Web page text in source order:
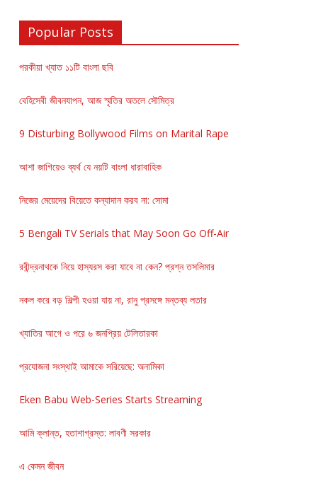
Popular Posts
পরকীয়া খ্যাত ১১টি বাংলা ছবি
বেহিসেবী জীবনযাপন, আজ স্মৃতির অতলে সৌমিত্র
9 Disturbing Bollywood Films on Marital Rape
আশা জাগিয়েও ব্যর্থ যে নয়টি বাংলা ধারাবাহিক
নিজের মেয়েদের বিয়েতে কন্যাদান করব না: সোমা
5 Bengali TV Serials that May Soon Go Off-Air
রবীন্দ্রনাথকে নিয়ে হাস্যরস করা যাবে না কেন? প্রশ্ন তসলিমার
নকল করে বড় শিল্পী হওয়া যায় না, রানু প্রসঙ্গে মন্তব্য লতার
খ্যাতির আগে ও পরে ৬ জনপ্রিয় টেলিতারকা
প্রযোজনা সংস্থাই আমাকে সরিয়েছে: অনামিকা
Eken Babu Web-Series Starts Streaming
আমি ক্লান্ত, হতাশাগ্রস্ত: লাবণী সরকার
এ কেমন জীবন